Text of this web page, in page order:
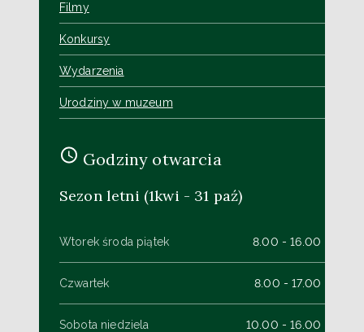
Filmy
Konkursy
Wydarzenia
Urodziny w muzeum
Godziny otwarcia
Sezon letni (1kwi - 31 paź)
Wtorek środa piątek 8.00 - 16.00
Czwartek 8.00 - 17.00
Sobota niedziela 10.00 - 16.00